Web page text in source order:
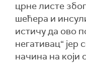
црне листе
шећера и
истичу да ово
негативац“ јер
начина на који